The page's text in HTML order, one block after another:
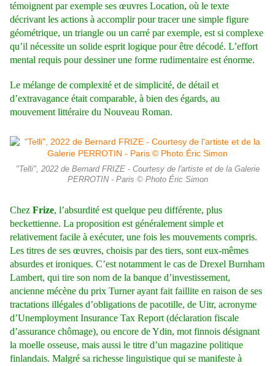
témoignent par exemple ses œuvres Location, où le texte
décrivant les actions à accomplir pour tracer une simple figure
géométrique, un triangle ou un carré par exemple, est si complexe
qu’il nécessite un solide esprit logique pour être décodé. L’effort
mental requis pour dessiner une forme rudimentaire est énorme.
Le mélange de complexité et de simplicité, de détail et
d’extravagance était comparable, à bien des égards, au
mouvement littéraire du Nouveau Roman.
"Telli", 2022 de Bernard FRIZE - Courtesy de l'artiste et de la Galerie
PERROTIN - Paris © Photo Éric Simon
Chez Frize, l’absurdité est quelque peu différente, plus
beckettienne. La proposition est généralement simple et
relativement facile à exécuter, une fois les mouvements compris.
Les titres de ses œuvres, choisis par des tiers, sont eux-mêmes
absurdes et ironiques. C’est notamment le cas de Drexel Burnham
Lambert, qui tire son nom de la banque d’investissement,
ancienne mécène du prix Turner ayant fait faillite en raison de ses
tractations illégales d’obligations de pacotille, de Uitr, acronyme
d’Unemployment Insurance Tax Report (déclaration fiscale
d’assurance chômage), ou encore de Ydin, mot finnois désignant
la moelle osseuse, mais aussi le titre d’un magazine politique
finlandais. Malgré sa richesse linguistique qui se manifeste à